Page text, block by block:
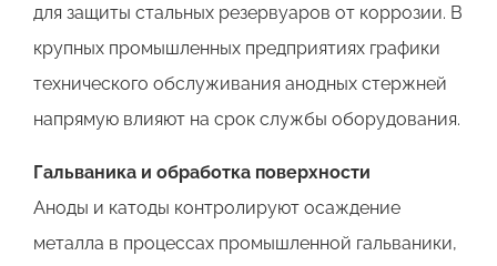
для защиты стальных резервуаров от коррозии. В
крупных промышленных предприятиях графики
технического обслуживания анодных стержней
напрямую влияют на срок службы оборудования.
Гальваника и обработка поверхности
Аноды и катоды контролируют осаждение
металла в процессах промышленной гальваники,